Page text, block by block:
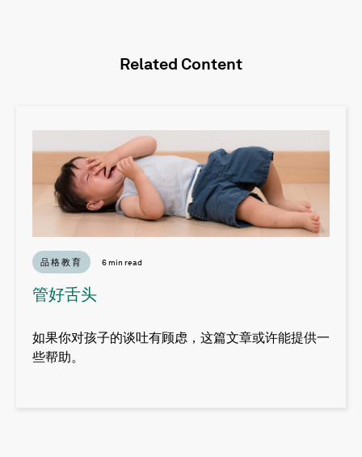
Related Content
品格教育 6 min read
管好舌头
如果你对孩子的谈吐有顾虑，这篇文章或许能提供一
些帮助。